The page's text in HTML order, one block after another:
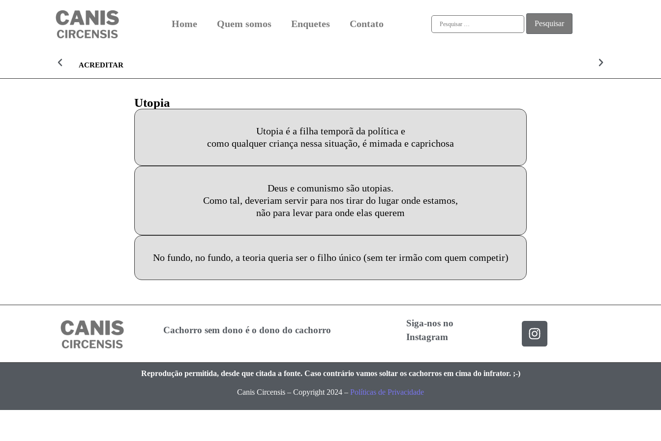
Home Quem somos Enquetes Contato
ACREDITAR ALMA
Utopia
Utopia é a filha temporã da política e
como qualquer criança nessa situação, é mimada e caprichosa
Deus e comunismo são utopias.
Como tal, deveriam servir para nos tirar do lugar onde estamos,
não para levar para onde elas querem
No fundo, no fundo, a teoria queria ser o filho único (sem ter irmão com quem competir)
Cachorro sem dono é o dono do cachorro
Siga-nos no
Instagram
Reprodução permitida, desde que citada a fonte. Caso contrário vamos soltar os cachorros em cima do infrator. ;-)
Canis Circensis – Copyright 2024 – Políticas de Privacidade